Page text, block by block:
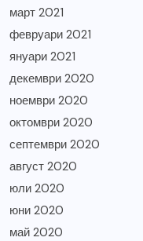
март 2021
февруари 2021
януари 2021
декември 2020
ноември 2020
октомври 2020
септември 2020
август 2020
юли 2020
юни 2020
май 2020